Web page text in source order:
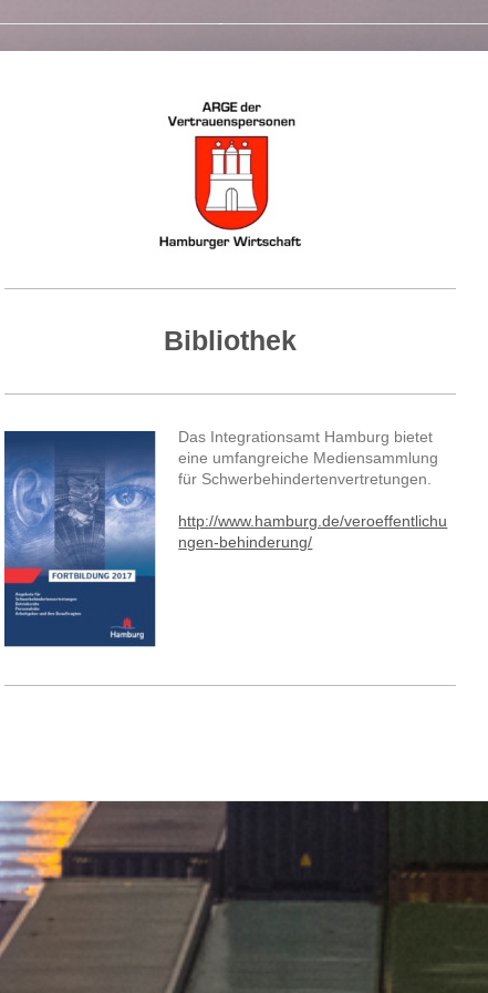
Bibliothek
Das Integrationsamt Hamburg bietet
eine umfangreiche Mediensammlung
für Schwerbehindertenvertretungen.
http://www.hamburg.de/veroeffentlichu
ngen-behinderung/